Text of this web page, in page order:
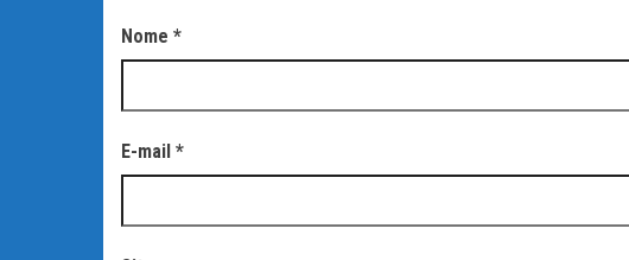
Nome *
E-mail *